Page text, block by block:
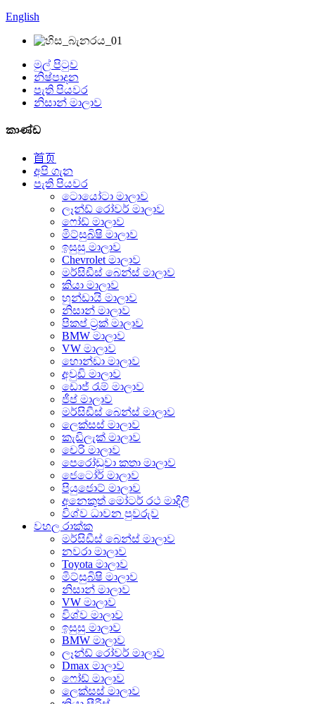
English
මුල් පිටුව
නිෂ්පාදන
පැති පියවර
නිසාන් මාලාව
කාණ්ඩ
首页
අපි ගැන
පැති පියවර
ටොයෝටා මාලාව
ලෑන්ඩ් රෝවර් මාලාව
ෆෝඩ් මාලාව
මිට්සුබිෂි මාලාව
ඉසුසු මාලාව
Chevrolet මාලාව
මර්සිඩීස් බෙන්ස් මාලාව
කියා මාලාව
හුන්ඩායි මාලාව
නිසාන් මාලාව
පිකප් ට්‍රක් මාලාව
BMW මාලාව
VW මාලාව
හොන්ඩා මාලාව
අවුඩි මාලාව
ඩොජ් රැම් මාලාව
ජීප් මාලාව
මර්සිඩීස් බෙන්ස් මාලාව
ලෙක්සස් මාලාව
කැඩිලැක් මාලාව
චෙරි මාලාව
පෙරෝඩුවා කතා මාලාව
ජෙටෝර් මාලාව
පියුජොට් මාලාව
අනෙකුත් මෝටර් රථ මාදිලි
විශ්ව ධාවන පුවරුව
වහල රාක්ක
මර්සිඩීස් බෙන්ස් මාලාව
නවරා මාලාව
Toyota මාලාව
මිට්සුබිෂි මාලාව
නිසාන් මාලාව
VW මාලාව
විශ්ව මාලාව
ඉසුසු මාලාව
BMW මාලාව
ලෑන්ඩ් රෝවර් මාලාව
Dmax මාලාව
ෆෝඩ් මාලාව
ලෙක්සස් මාලාව